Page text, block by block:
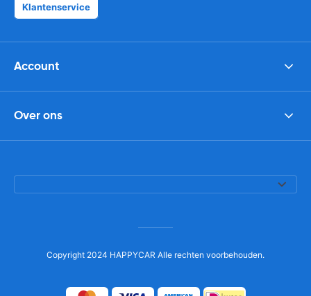
Klantenservice
Account
Over ons
Copyright 2024 HAPPYCAR Alle rechten voorbehouden.